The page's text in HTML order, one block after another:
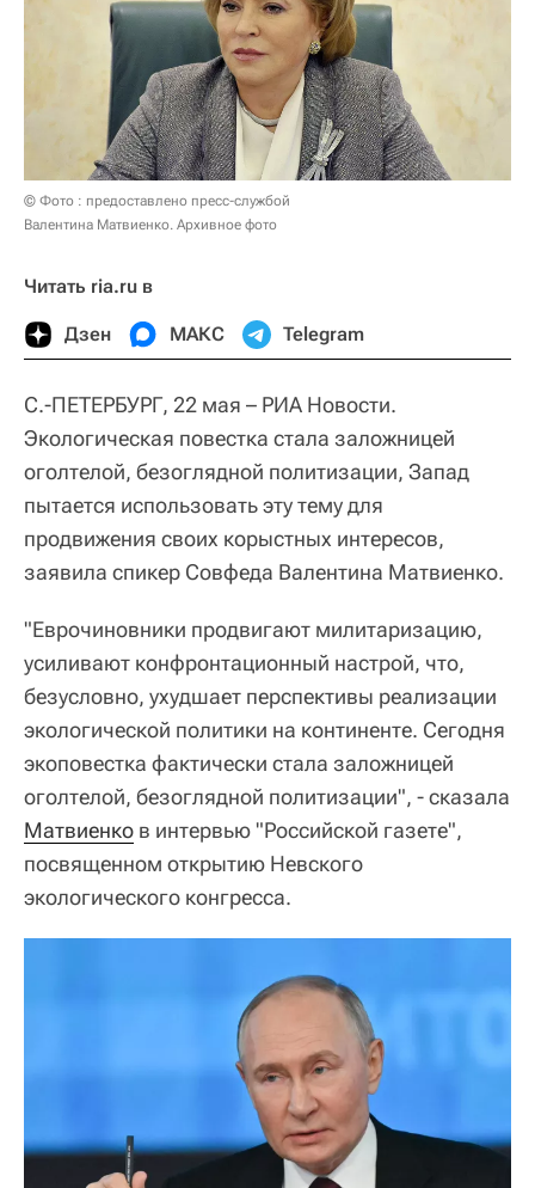
© Фото : предоставлено пресс-службой
Валентина Матвиенко. Архивное фото
Читать ria.ru в
Дзен МАКС Telegram
С.-ПЕТЕРБУРГ, 22 мая – РИА Новости.
Экологическая повестка стала заложницей
оголтелой, безоглядной политизации, Запад
пытается использовать эту тему для
продвижения своих корыстных интересов,
заявила спикер Совфеда Валентина Матвиенко.
"Еврочиновники продвигают милитаризацию,
усиливают конфронтационный настрой, что,
безусловно, ухудшает перспективы реализации
экологической политики на континенте. Сегодня
экоповестка фактически стала заложницей
оголтелой, безоглядной политизации", - сказала
Матвиенко в интервью "Российской газете",
посвященном открытию Невского
экологического конгресса.